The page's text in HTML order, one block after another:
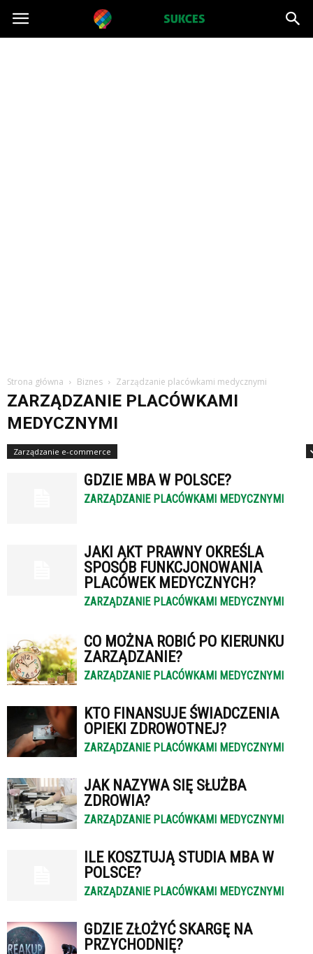
Projektsukces.pl
Strona główna Biznes Zarządzanie placówkami medycznymi
ZARZĄDZANIE PLACÓWKAMI
MEDYCZNYMI
Zarządzanie e-commerce
GDZIE MBA W POLSCE?
ZARZĄDZANIE PLACÓWKAMI MEDYCZNYMI
JAKI AKT PRAWNY OKREŚLA
SPOSÓB FUNKCJONOWANIA
PLACÓWEK MEDYCZNYCH?
ZARZĄDZANIE PLACÓWKAMI MEDYCZNYMI
CO MOŻNA ROBIĆ PO KIERUNKU
ZARZĄDZANIE?
ZARZĄDZANIE PLACÓWKAMI MEDYCZNYMI
KTO FINANSUJE ŚWIADCZENIA
OPIEKI ZDROWOTNEJ?
ZARZĄDZANIE PLACÓWKAMI MEDYCZNYMI
JAK NAZYWA SIĘ SŁUŻBA
ZDROWIA?
ZARZĄDZANIE PLACÓWKAMI MEDYCZNYMI
ILE KOSZTUJĄ STUDIA MBA W
POLSCE?
ZARZĄDZANIE PLACÓWKAMI MEDYCZNYMI
GDZIE ZŁOŻYĆ SKARGĘ NA
PRZYCHODNIĘ?